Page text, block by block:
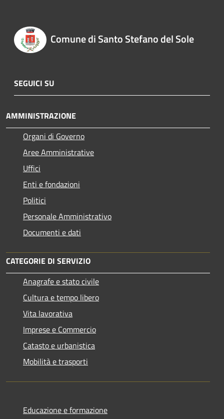
Comune di Santo Stefano del Sole
SEGUICI SU
AMMINISTRAZIONE
Organi di Governo
Aree Amministrative
Uffici
Enti e fondazioni
Politici
Personale Amministrativo
Documenti e dati
CATEGORIE DI SERVIZIO
Anagrafe e stato civile
Cultura e tempo libero
Vita lavorativa
Imprese e Commercio
Catasto e urbanistica
Mobilità e trasporti
Educazione e formazione